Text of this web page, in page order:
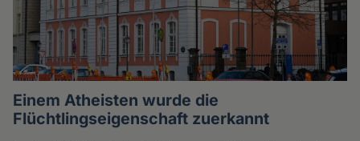
Einem Atheisten wurde die
Flüchtlingseigenschaft zuerkannt